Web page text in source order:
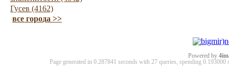
Гусев (4162)
все города >>
Powered by
Page generated in 0.287841 seconds with 27 queries, spending